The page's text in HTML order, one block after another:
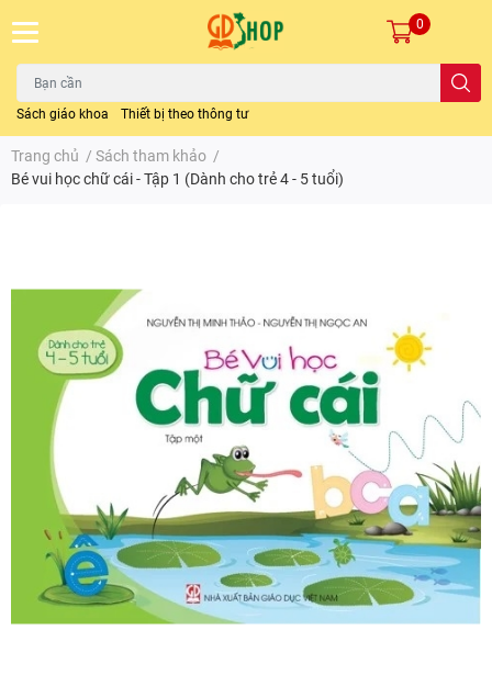
Sách giáo khoa Thiết bị theo thông tư
0
Trang chủ / Sách tham khảo /
Bé vui học chữ cái - Tập 1 (Dành cho trẻ 4 - 5 tuổi)